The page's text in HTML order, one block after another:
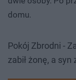
domu.
Pokój Zbrodni -
zabił żonę, a syn